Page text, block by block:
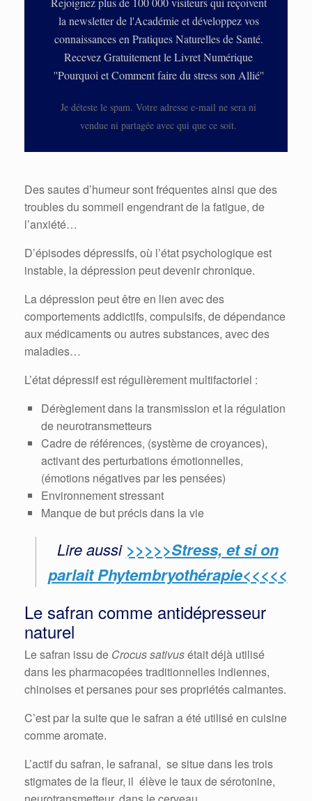
la newsletter de l'Académie et développez vos
connaissances en Pratiques Naturelles de Santé.
Recevez Gratuitement le Livret Numérique
''Pourquoi et Comment faire du stress son Allié''
Je déteste le spam. Votre adresse e-mail ne sera ni
vendue ni partagée avec qui que ce soit.
Des sautes d’humeur sont fréquentes ainsi que des
troubles du sommeil engendrant de la fatigue, de
l’anxiété…
D’épisodes dépressifs, où l’état psychologique est
instable, la dépression peut devenir chronique.
La dépression peut être en lien avec des
comportements addictifs, compulsifs, de dépendance
aux médicaments ou autres substances, avec des
maladies…
L’état dépressif est régulièrement multifactoriel :
Dérèglement dans la transmission et la régulation
de neurotransmetteurs
Cadre de références, (système de croyances),
activant des perturbations émotionnelles,
(émotions négatives par les pensées)
Environnement stressant
Manque de but précis dans la vie
Lire aussi >>>>>Stress, et si on
parlait Phytembryothérapie<<<<<
Le safran comme antidépresseur
naturel
Le safran issu de Crocus sativusétait déjà utilisé
dans les pharmacopées traditionnelles indiennes,
chinoises et persanes pour ses propriétés calmantes.
C’est par la suite que le safran a été utilisé en cuisine
comme aromate.
L’actif du safran, le safranal, se situe dans les trois
stigmates de la fleur, il élève le taux de sérotonine,